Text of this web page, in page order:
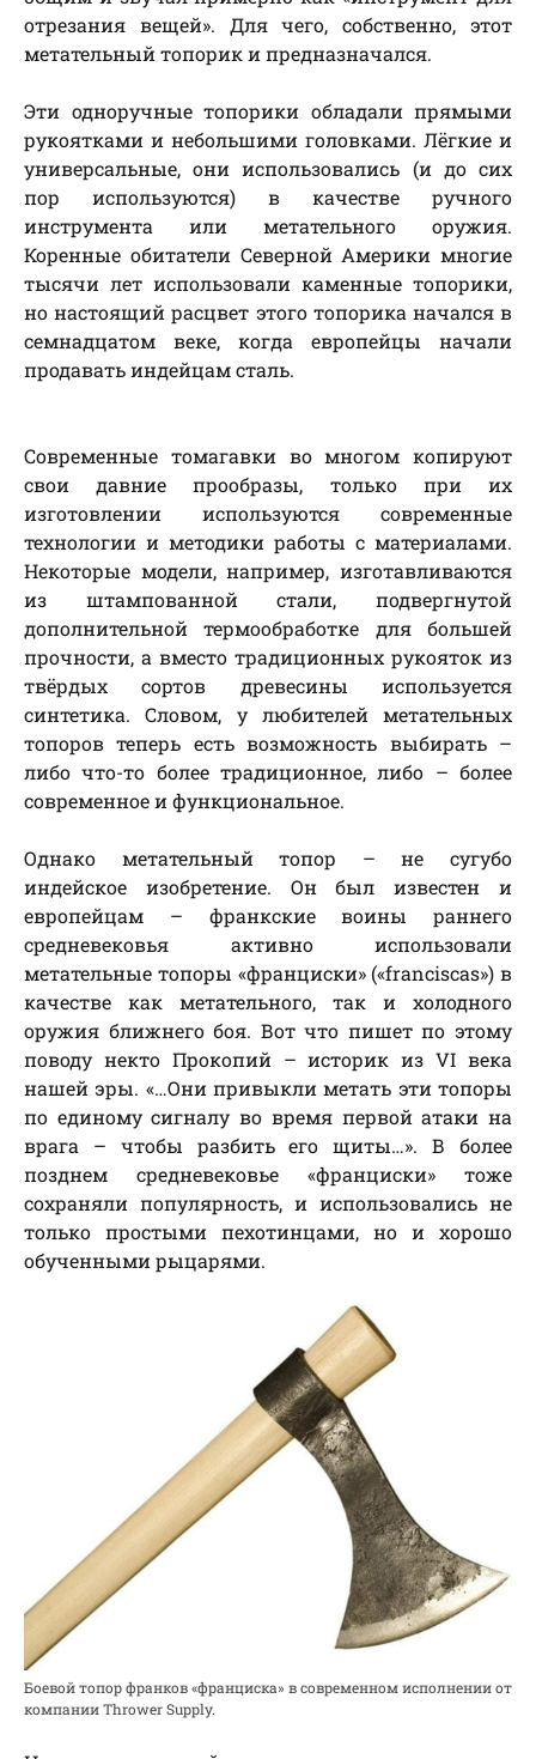
отрезания вещей». Для чего, собственно, этот
метательный топорик и предназначался.
Эти одноручные топорики обладали прямыми
рукоятками и небольшими головками. Лёгкие и
универсальные, они использовались (и до сих
пор используются) в качестве ручного
инструмента или метательного оружия.
Коренные обитатели Северной Америки многие
тысячи лет использовали каменные топорики,
но настоящий расцвет этого топорика начался в
семнадцатом веке, когда европейцы начали
продавать индейцам сталь.
Современные томагавки во многом копируют
свои давние прообразы, только при их
изготовлении используются современные
технологии и методики работы с материалами.
Некоторые модели, например, изготавливаются
из штампованной стали, подвергнутой
дополнительной термообработке для большей
прочности, а вместо традиционных рукояток из
твёрдых сортов древесины используется
синтетика. Словом, у любителей метательных
топоров теперь есть возможность выбирать –
либо что-то более традиционное, либо – более
современное и функциональное.
Однако метательный топор – не сугубо
индейское изобретение. Он был известен и
европейцам – франкские воины раннего
средневековья активно использовали
метательные топоры «франциски» («franciscas») в
качестве как метательного, так и холодного
оружия ближнего боя. Вот что пишет по этому
поводу некто Прокопий – историк из VI века
нашей эры. «…Они привыкли метать эти топоры
по единому сигналу во время первой атаки на
врага – чтобы разбить его щиты…». В более
позднем средневековье «франциски» тоже
сохраняли популярность, и использовались не
только простыми пехотинцами, но и хорошо
обученными рыцарями.
Боевой топор франков «франциска» в современном исполнении от
компании Thrower Supply.